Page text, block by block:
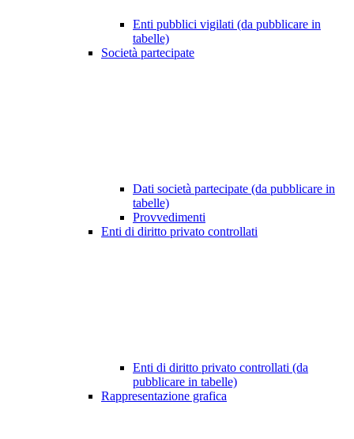
Enti pubblici vigilati (da pubblicare in
tabelle)
Società partecipate
Dati società partecipate (da pubblicare in
tabelle)
Provvedimenti
Enti di diritto privato controllati
Enti di diritto privato controllati (da
pubblicare in tabelle)
Rappresentazione grafica